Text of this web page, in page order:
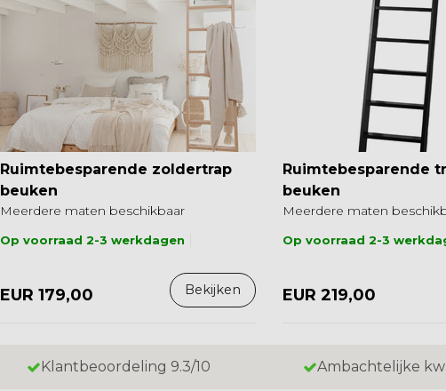
Ruimtebesparende zoldertrap
beuken
Meerdere maten beschikbaar
Op voorraad 2-3 werkdagen
EUR 179,00 Bekijken
Ruimtebesparende
beuken
Meerdere maten
Op voorraad 2-3
EUR 219,00
Klantbeoordeling 9.3/10 Ambachtelijke